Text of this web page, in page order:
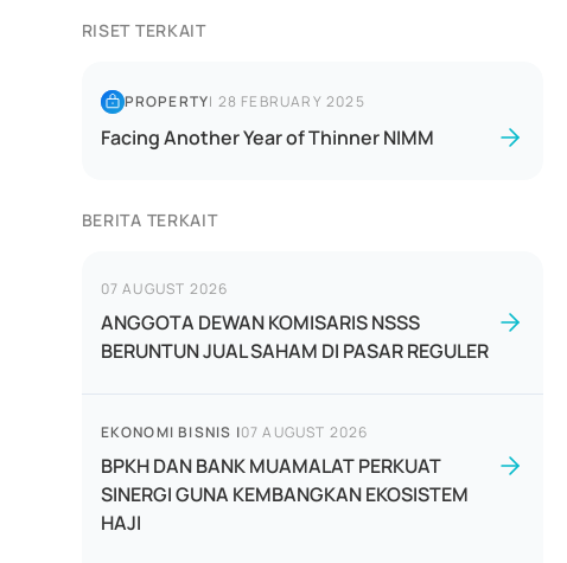
RISET TERKAIT
PROPERTY| 28 FEBRUARY 2025
Facing Another Year of Thinner NIMM
BERITA TERKAIT
07 AUGUST 2026
ANGGOTA DEWAN KOMISARIS NSSS
BERUNTUN JUAL SAHAM DI PASAR REGULER
EKONOMI BISNIS |07 AUGUST 2026
BPKH DAN BANK MUAMALAT PERKUAT
SINERGI GUNA KEMBANGKAN EKOSISTEM
HAJI